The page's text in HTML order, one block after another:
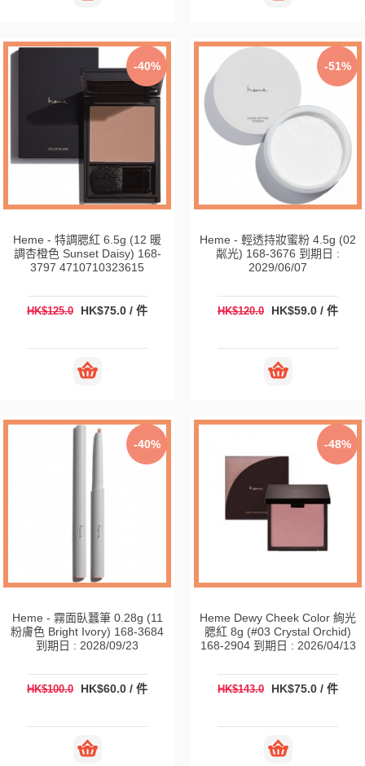
-40%
Heme - 特調腮紅 6.5g (12 暖
調杏橙色 Sunset Daisy) 168-
3797 4710710323615
HK$125.0 HK$75.0 / 件
-51%
Heme - 輕透持妝蜜粉 4.5g (02
粼光) 168-3676 到期日 :
2029/06/07
HK$120.0 HK$59.0 / 件
-40%
Heme - 霧面臥蠶筆 0.28g (11
粉膚色 Bright Ivory) 168-3684
到期日 : 2028/09/23
HK$100.0 HK$60.0 / 件
-48%
Heme Dewy Cheek Color 絢光
腮紅 8g (#03 Crystal Orchid)
168-2904 到期日 : 2026/04/13
HK$143.0 HK$75.0 / 件